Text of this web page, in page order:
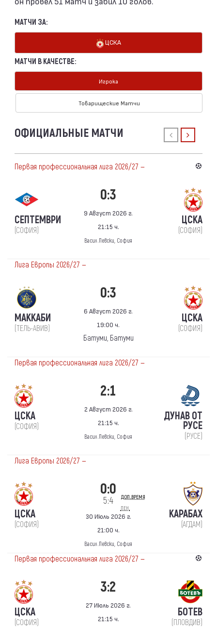
МАТЧИ ЗА:
ЦСКА
МАТЧИ В КАЧЕСТВЕ:
Игрока
Товарищеские Матчи
ОФИЦИАЛЬНЫЕ МАТЧИ
Первая профессиональная лига 2026/27 —
СЕПТЕМВРИ
(СОФИЯ)
0:3
9 Август 2026 г.
21:15 ч.
Васил Левски, София
ЦСКА
(СОФИЯ)
Лига Европы 2026/27 —
МАККАБИ
(ТЕЛЬ-АВИВ)
0:3
6 Август 2026 г.
19:00 ч.
Батуми, Батуми
ЦСКА
(СОФИЯ)
Первая профессиональная лига 2026/27 —
ЦСКА
(СОФИЯ)
2:1
2 Август 2026 г.
21:15 ч.
Васил Левски, София
ДУНАВ ОТ
РУСЕ
(РУСЕ)
Лига Европы 2026/27 —
ЦСКА
(СОФИЯ)
0:0 доп.время
5:4
пен.
30 Июль 2026 г.
21:00 ч.
Васил Левски, София
КАРАБАХ
(АГДАМ)
Первая профессиональная лига 2026/27 —
ЦСКА
(СОФИЯ)
3:2
27 Июль 2026 г.
21:15 ч.
БОТЕВ
(ПЛОВДИВ)